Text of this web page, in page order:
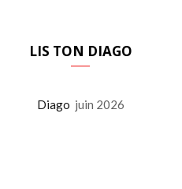
LIS TON DIAGO
Diago juin 2026